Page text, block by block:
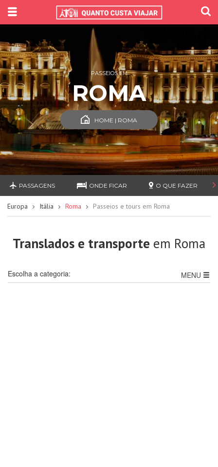
PASSEIOS EM
ROMA
HOME | ROMA
PASSAGENS ONDE FICAR O QUE FAZER
Europa Itália Roma Passeios e tours em Roma
Translados e transporte em Roma
MENU
Escolha a categoria: